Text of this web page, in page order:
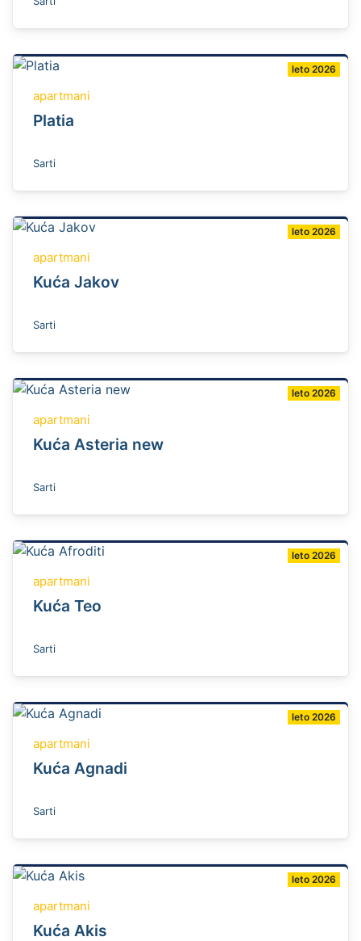
leto 2026
apartmani
Platia
Sarti
leto 2026
apartmani
Kuća Jakov
Sarti
leto 2026
apartmani
Kuća Asteria new
Sarti
leto 2026
apartmani
Kuća Teo
Sarti
leto 2026
apartmani
Kuća Agnadi
Sarti
leto 2026
apartmani
Kuća Akis